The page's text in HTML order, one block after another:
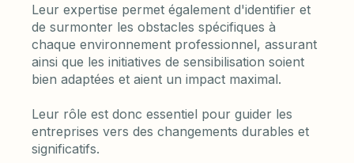
Leur expertise permet également d'identifier et
de surmonter les obstacles spécifiques à
chaque environnement professionnel, assurant
ainsi que les initiatives de sensibilisation soient
bien adaptées et aient un impact maximal.
Leur rôle est donc essentiel pour guider les
entreprises vers des changements durables et
significatifs.